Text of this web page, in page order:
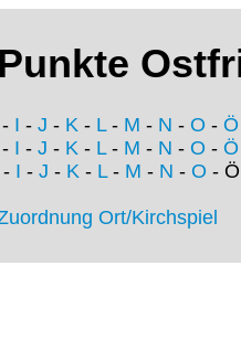
- I - J - K - L- M - N - O - Ö
- I - J - K - L- M - N - O - Ö
- I - J - K- L- M - N - O -
Ort/Kirchspiel